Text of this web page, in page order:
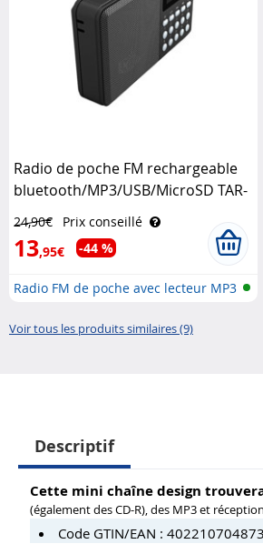
Radio de poche FM rechargeable
bluetooth/MP3/USB/MicroSD TAR-
702.bt Auvisio
24,90€ Prix conseillé
13,95€ -44 %
Radio FM de poche avec lecteur MP3
Voir tous les produits similaires (9)
Descriptif
Cette mini chaîne design
(également des CD-R), des MP3 et
Code GTIN/EAN :